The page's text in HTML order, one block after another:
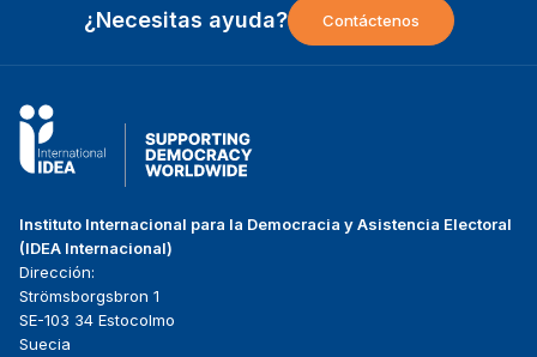
¿Necesitas ayuda? Contáctenos
Instituto Internacional para la Democracia y Asistencia Electoral
(IDEA Internacional)
Dirección:
Strömsborgsbron 1
SE-103 34 Estocolmo
Suecia